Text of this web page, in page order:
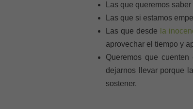
Las que queremos
Las que si estamos
Las que desde
la
aprovechar el tiempo y
Queremos que
dejarnos llevar porque
sostener.